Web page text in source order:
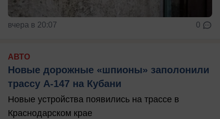
вчера в 20:07 0
АВТО
Новые дорожные «шпионы» заполонили
трассу А-147 на Кубани
Новые устройства появились на трассе в
Краснодарском крае